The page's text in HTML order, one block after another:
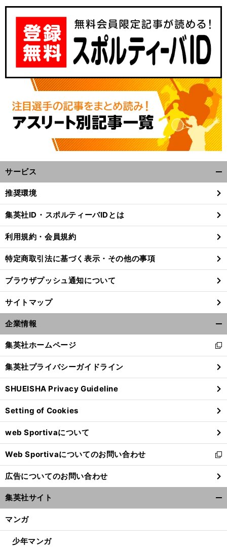
サービス
閉
る
推奨環境
集英社ID・スポルティーバIDとは
利用規約・会員規約
特定商取引法に基づく表示・その他の事項
ブラウザプッシュ通知について
サイトマップ
企業情報
閉
る
集英社ホームページ
新
し
い
ウ
ィ
ン
ド
ウ
で
開
く
集英社プライバシーガイドライン
SHUEISHA Privacy Guideline
Setting of Cookies
web Sportivaについて
Web Sportivaについてのお問い合わせ
新
し
い
ウ
ィ
ン
ウ
広告についてのお問い合わせ
集英社サイト
マンガ
少年マンガ